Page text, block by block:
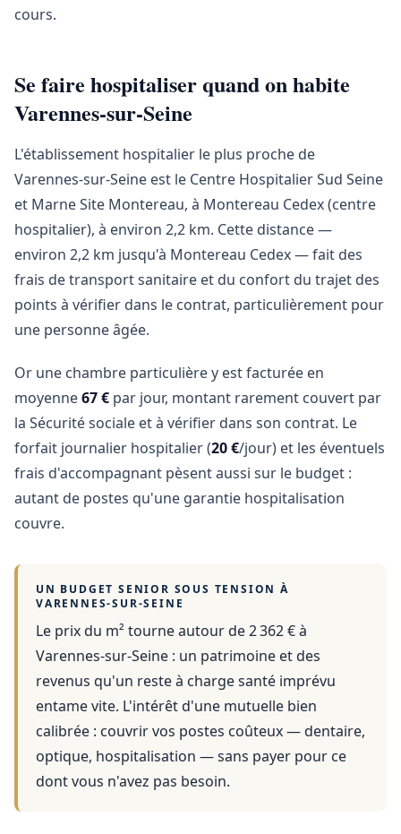
cours.
Se faire hospitaliser quand on habite
Varennes-sur-Seine
L'établissement hospitalier le plus proche de
Varennes-sur-Seine est le Centre Hospitalier Sud Seine
et Marne Site Montereau, à Montereau Cedex (centre
hospitalier), à environ 2,2 km. Cette distance —
environ 2,2 km jusqu'à Montereau Cedex — fait des
frais de transport sanitaire et du confort du trajet des
points à vérifier dans le contrat, particulièrement pour
une personne âgée.
Or une chambre particulière y est facturée en
moyenne67 € par jour, montant rarement couvert par
la Sécurité sociale et à vérifier dans son contrat. Le
forfait journalier hospitalier (20 €/jour) et les éventuels
frais d'accompagnant pèsent aussi sur le budget :
autant de postes qu'une garantie hospitalisation
couvre.
UN BUDGET SENIOR SOUS TENSION À
VARENNES-SUR-SEINE
Le prix du m² tourne autour de 2 362 €à
Varennes-sur-Seine : un patrimoine et des
revenus qu'un reste à charge santé imprévu
entame vite. L'intérêt d'une mutuelle bien
calibrée : couvrir vos postes coûteux — dentaire,
optique, hospitalisation — sans payer pour ce
dont vous n'avez pas besoin.